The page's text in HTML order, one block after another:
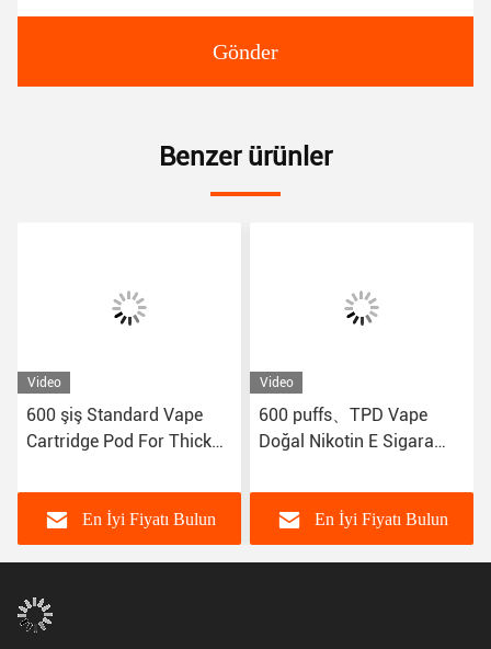
Gönder
Benzer ürünler
Video
600 şiş Standard Vape
Cartridge Pod For Thick
En Popüler Vape E Sigara
KartüsüEn İyi Fiyatı Bulun
Video
600 puffs、TPD Vape
Doğal Nikotin E Sigara
Sigara
En İyi Fiyatı Bulun